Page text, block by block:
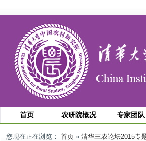
首页 农研院概况 专家团队
您现在正在浏览： 首页 » 清华三农论坛2015专